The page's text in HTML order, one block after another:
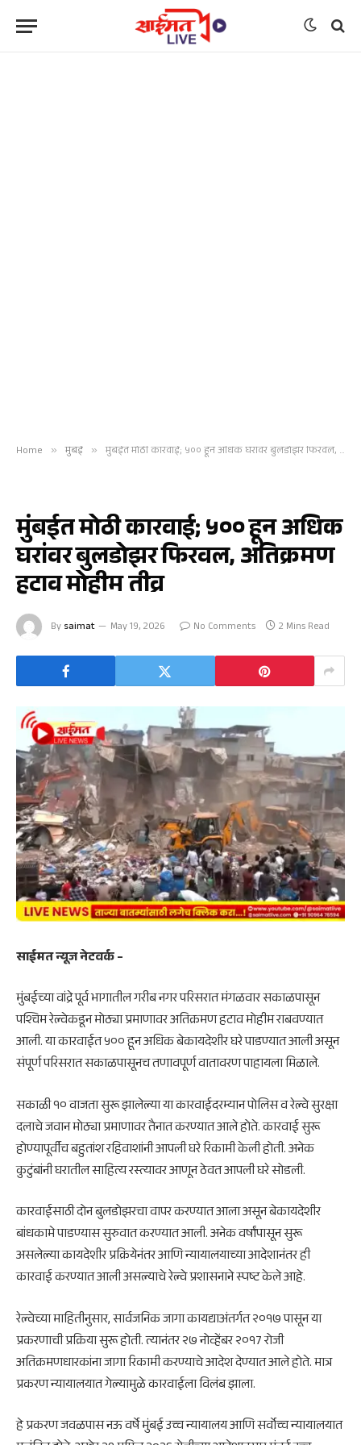
Home » मुंबई » मुंबईत मोठी कारवाई; ५०० हून अधिक घरांवर बुलडोझर फिरवल, अतिक्रमण हटाव मोहीम तीव्र
मुंबईत मोठी कारवाई; ५०० हून अधिक
घरांवर बुलडोझर फिरवल, अतिक्रमण
हटाव मोहीम तीव्र
By saimat May 19, 2026 No Comments 2 Mins Read
साईमत न्यूज नेटवर्क –
मुंबईच्या वांद्रे पूर्व भागातील गरीब नगर परिसरात मंगळवार सकाळपासून
पश्चिम रेल्वेकडून मोठ्या प्रमाणावर अतिक्रमण हटाव मोहीम राबवण्यात
आली. या कारवाईत ५०० हून अधिक बेकायदेशीर घरे पाडण्यात आली असून
संपूर्ण परिसरात सकाळपासूनच तणावपूर्ण वातावरण पाहायला मिळाले.
सकाळी १० वाजता सुरू झालेल्या या कारवाईदरम्यान पोलिस व रेल्वे सुरक्षा
दलाचे जवान मोठ्या प्रमाणावर तैनात करण्यात आले होते. कारवाई सुरू
होण्यापूर्वीच बहुतांश रहिवाशांनी आपली घरे रिकामी केली होती. अनेक
कुटुंबांनी घरातील साहित्य रस्त्यावर आणून ठेवत आपली घरे सोडली.
कारवाईसाठी दोन बुलडोझरचा वापर करण्यात आला असून बेकायदेशीर
बांधकामे पाडण्यास सुरुवात करण्यात आली. अनेक वर्षांपासून सुरू
असलेल्या कायदेशीर प्रक्रियेनंतर आणि न्यायालयाच्या आदेशानंतर ही
कारवाई करण्यात आली असल्याचे रेल्वे प्रशासनाने स्पष्ट केले आहे.
रेल्वेच्या माहितीनुसार, सार्वजनिक जागा कायद्याअंतर्गत २०१७ पासून या
प्रकरणाची प्रक्रिया सुरू होती. त्यानंतर २७ नोव्हेंबर २०१7 रोजी
अतिक्रमणधारकांना जागा रिकामी करण्याचे आदेश देण्यात आले होते. मात्र
प्रकरण न्यायालयात गेल्यामुळे कारवाईला विलंब झाला.
हे प्रकरण जवळपास नऊ वर्षे मुंबई उच्च न्यायालय आणि सर्वोच्च न्यायालयात